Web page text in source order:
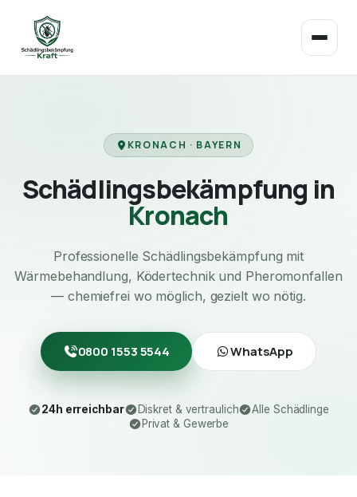
KRONACH · BAYERN
Schädlingsbekämpfung in
Kronach
Professionelle Schädlingsbekämpfung mit
Wärmebehandlung, Ködertechnik und Pheromonfallen
— chemiefrei wo möglich, gezielt wo nötig.
0800 1553 5544 WhatsApp
24h erreichbar Diskret & vertraulich
Alle Schädlinge
Privat & Gewerbe